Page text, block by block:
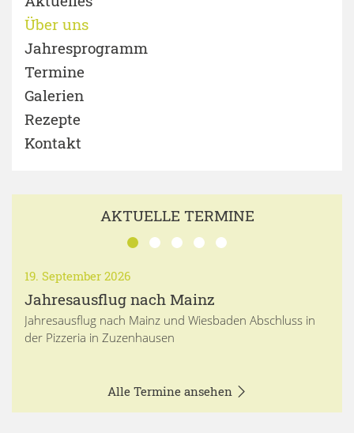
Über uns
Jahresprogramm
Termine
Galerien
Rezepte
Kontakt
AKTUELLE TERMINE
19. September 2026
Jahresausflug nach Mainz
Jahresausflug nach Mainz und Wiesbaden Abschluss in
der Pizzeria in Zuzenhausen
Alle Termine ansehen